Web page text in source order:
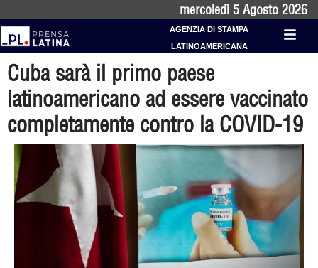
mercoledì 5 Agosto 2026
AGENZIA DI STAMPA
LATINOAMERICANA
Cuba sarà il primo paese
latinoamericano ad essere vaccinato
completamente contro la COVID-19